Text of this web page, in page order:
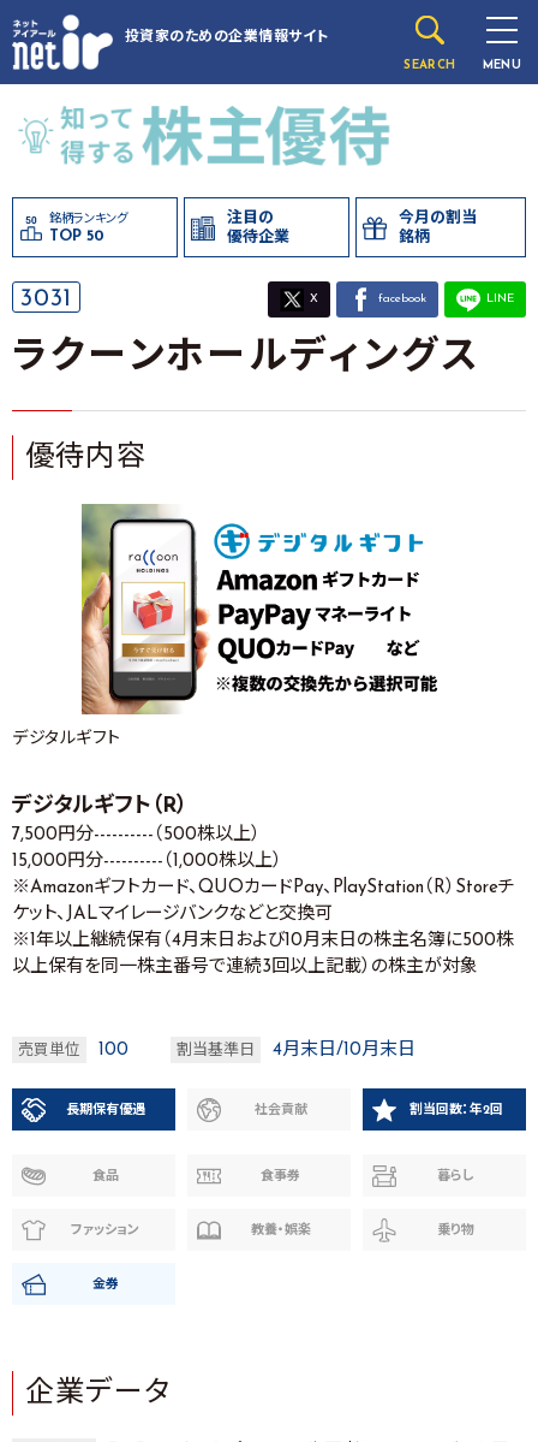
投資家のための企業情報サイト
SEARCH MENU
銘柄ランキング
TOP 50
注目の
優待企業
今月の割当
銘柄
3031 X facebook LINE
ラクーンホールディングス
優待内容
デジタルギフト
デジタルギフト（R）
7,500円分----------（500株以上）
15,000円分----------（1,000株以上）
※Amazonギフトカード、QUOカードPay、PlayStation（R）Storeチ
ケット、JALマイレージバンクなどと交換可
※1年以上継続保有（4月末日および10月末日の株主名簿に500株
以上保有を同一株主番号で連続3回以上記載）の株主が対象
売買単位 100 割当基準日 4月末日/10月末日
長期保有優遇 社会貢献 割当回数：年2回
食品 食事券 暮らし
ファッション 教養・娯楽 乗り物
金券
企業データ